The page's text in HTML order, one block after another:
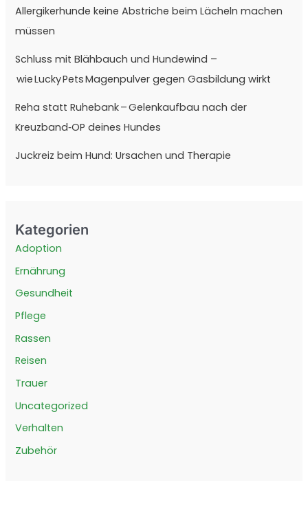
Allergikerhunde keine Abstriche beim Lächeln machen
müssen
Schluss mit Blähbauch und Hundewind –
wie Lucky Pets Magenpulver gegen Gasbildung wirkt
Reha statt Ruhebank – Gelenkaufbau nach der
Kreuzband‑OP deines Hundes
Juckreiz beim Hund: Ursachen und Therapie
Kategorien
Adoption
Ernährung
Gesundheit
Pflege
Rassen
Reisen
Trauer
Uncategorized
Verhalten
Zubehör